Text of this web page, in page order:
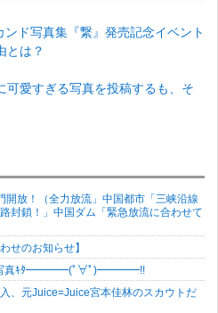
ド写真集『繋』発売記念イベント
とは？
可愛すぎる写真を投稿するも、そ
開放！（全力放流」中国都市「三峡沿線
封鎖！」中国ダム「緊急放流に合わせて
せのお知らせ】
合写真ｷﾀ━━━━(ﾟ∀ﾟ)━━━━!!
、元Juice=Juice宮本佳林のスカウトだ